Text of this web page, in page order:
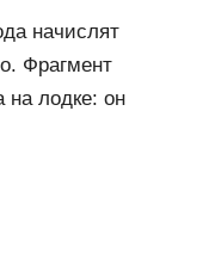
начислят
Фрагмент
на лодке: он